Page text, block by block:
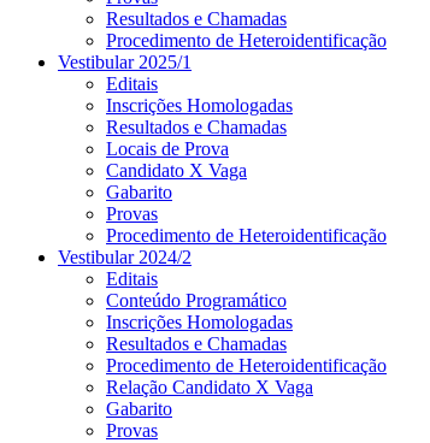
Resultados e Chamadas
Procedimento de Heteroidentificação
Vestibular 2025/1
Editais
Inscrições Homologadas
Resultados e Chamadas
Locais de Prova
Candidato X Vaga
Gabarito
Provas
Procedimento de Heteroidentificação
Vestibular 2024/2
Editais
Conteúdo Programático
Inscrições Homologadas
Resultados e Chamadas
Procedimento de Heteroidentificação
Relação Candidato X Vaga
Gabarito
Provas